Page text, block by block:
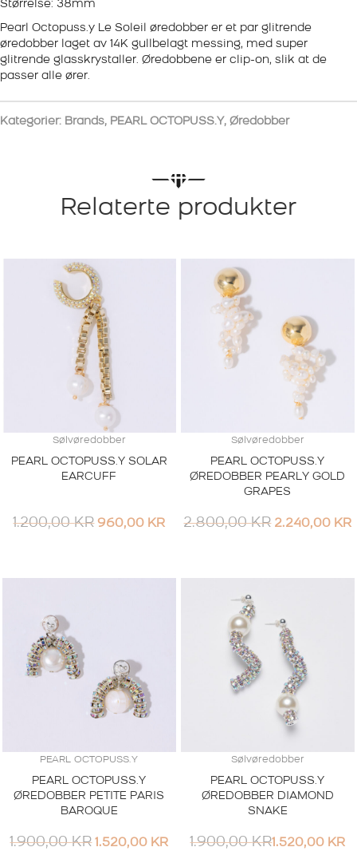
Størrelse: 38mm
Pearl Octopuss.y Le Soleil øredobber er et par glitrende
øredobber laget av 14K gullbelagt messing, med super
glitrende glasskrystaller. Øredobbene er clip-on, slik at de
passer alle ører.
Kategorier: Brands, PEARL OCTOPUSS.Y, Øredobber
Relaterte produkter
Sølvøredobber
PEARL OCTOPUSS.Y SOLAR
EARCUFF
1.200,00KR 960,00 KR
Sølvøredobber
PEARL OCTOPUSS.Y
ØREDOBBER PEARLY GOLD
GRAPES
2.800,00KR 2.240,00 KR
PEARL OCTOPUSS.Y
PEARL OCTOPUSS.Y
ØREDOBBER PETITE PARIS
BAROQUE
1.900,00KR 1.520,00 KR
Sølvøredobber
PEARL OCTOPUSS.Y
ØREDOBBER DIAMOND
SNAKE
1.900,00KR1.520,00 KR